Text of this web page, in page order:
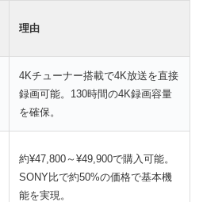
理由
4Kチューナー搭載で4K放送を直接
録画可能。130時間の4K録画容量
を確保。
約¥47,800～¥49,900で購入可能。
SONY比で約50%の価格で基本機
能を実現。